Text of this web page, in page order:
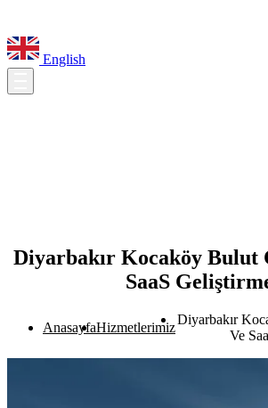
English
Diyarbakır Kocaköy Bulut
SaaS
AnasayfaHizmetlerimiz
Diyarbakır
Ve